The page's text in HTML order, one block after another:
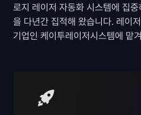
로지 레이저 자동화 시스템에 집
을 다년간 집적해 왔습니다. 레이
기업인 케이투레이저시스템에 맡